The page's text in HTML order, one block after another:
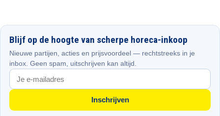
Blijf op de hoogte van scherpe horeca-inkoop
Nieuwe partijen, acties en prijsvoordeel — rechtstreeks in je
inbox. Geen spam, uitschrijven kan altijd.
Inschrijven